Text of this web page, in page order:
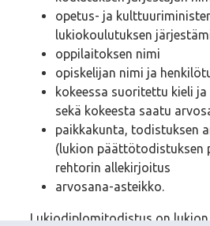
opetus- ja
lukiokoulutuksen
oppilaitoksen nimi
opiskelijan nimi ja
kokeessa suoritettu kieli
sekä kokeesta saatu
paikkakunta, todistuksen
(lukion päättötodistuksen
rehtorin allekirjoitus
arvosana-asteikko.
Lukiodiplomitodistus on